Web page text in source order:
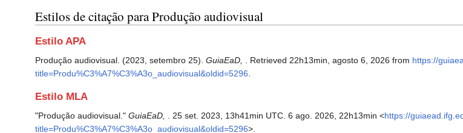
Estilos de citação para Produção audiovisual
Estilo APA
Produção audiovisual. (2023, setembro 25). GuiaEaD, . Retrieved 22h13min, agosto 6, 2026 from https://
title=Produ%C3%A7%C3%A3o_audiovisual&oldid=5296
Estilo MLA
"Produção audiovisual." GuiaEaD, . 25 set. 2023, 13h41min UTC. 6 ago. 2026, 22h13min <https://
title=Produ%C3%A7%C3%A3o_audiovisual&oldid=5296>.